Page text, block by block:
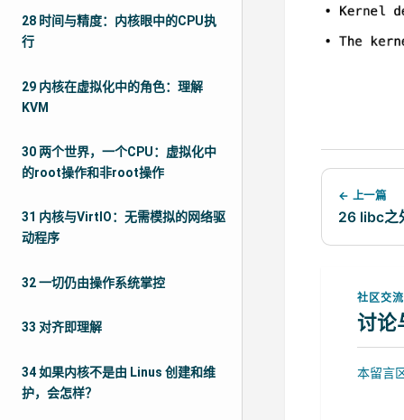
28 时间与精度：内核眼中的CPU执
行
29 内核在虚拟化中的角色：理解
KVM
30 两个世界，一个CPU：虚拟化中
的root操作和非root操作
31 内核与VirtIO：无需模拟的网络驱
动程序
32 一切仍由操作系统掌控
33 对齐即理解
34 如果内核不是由 Linus 创建和维
护，会怎样？
← 上一篇
26 libc之
社区交流
讨论
本留言